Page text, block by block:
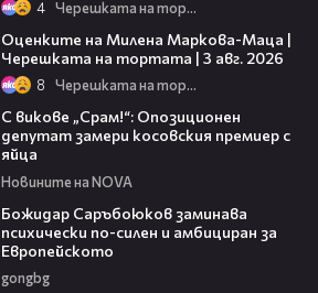
4 Черешката на тортата
Оценките на Милена Маркова-Маца |
Черешката на тортата | 3 авг. 2026
8 Черешката на тортата
С викове „Срам!“: Опозиционен
депутат замери косовския премиер с
яйца
Новините на NOVA
Божидар Саръбоюков заминава
психически по-силен и амбициран за
Европейското
gongbg